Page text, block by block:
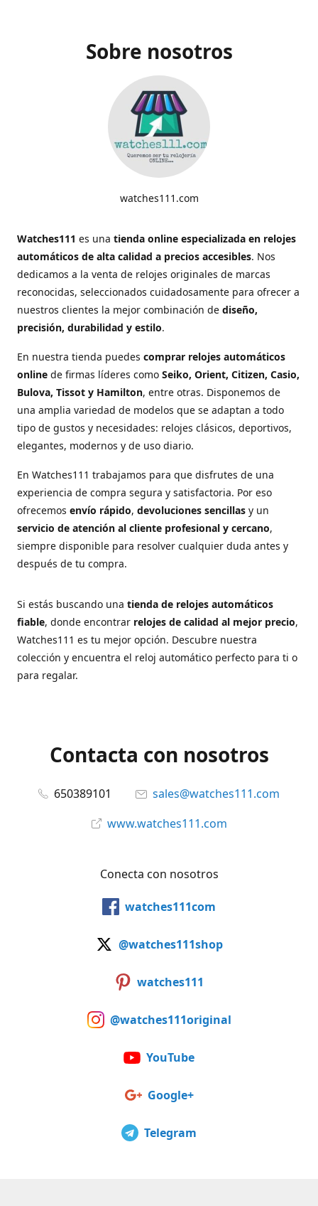
Sobre nosotros
watches111.com
Watches111 es una tienda online especializada en relojes
automáticos de alta calidad a precios accesibles. Nos
dedicamos a la venta de relojes originales de marcas
reconocidas, seleccionados cuidadosamente para ofrecer a
nuestros clientes la mejor combinación de diseño,
precisión, durabilidad y estilo.
En nuestra tienda puedes comprar relojes automáticos
online de firmas líderes como Seiko, Orient, Citizen, Casio,
Bulova, Tissot y Hamilton, entre otras. Disponemos de
una amplia variedad de modelos que se adaptan a todo
tipo de gustos y necesidades: relojes clásicos, deportivos,
elegantes, modernos y de uso diario.
En Watches111 trabajamos para que disfrutes de una
experiencia de compra segura y satisfactoria. Por eso
ofrecemos envío rápido, devoluciones sencillas y un
servicio de atención al cliente profesional y cercano,
siempre disponible para resolver cualquier duda antes y
después de tu compra.
Si estás buscando una tienda de relojes automáticos
fiable, donde encontrar relojes de calidad al mejor precio,
Watches111 es tu mejor opción. Descubre nuestra
colección y encuentra el reloj automático perfecto para ti o
para regalar.
Contacta con nosotros
650389101
sales@watches111.com
www.watches111.com
Conecta con nosotros
watches111com
@watches111shop
watches111
@watches111original
YouTube
Google+
Telegram